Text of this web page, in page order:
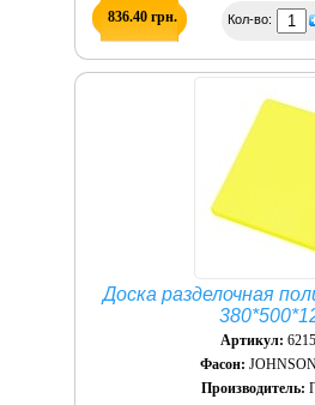
836.40 грн. Кол-во:
Доска разделочная
Артикул:
Фасон:
Производитель: